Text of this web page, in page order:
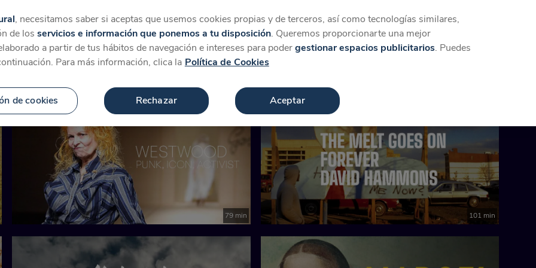
Favoritos Más Iniciar sesión Crear cuenta
'Hora 9'
79 min 101 min
, necesitamos saber si aceptas que usemos cookies propias y de terceros, así como tecnologías similares,
de los servicios e información que ponemos a tu disposición. Queremos proporcionarte una mejor
a partir de tus hábitos de navegación e intereses para podergestionar espacios publicitarios. Puedes
Para más información, clica la Política de Cookies
de cookies Rechazar Aceptar